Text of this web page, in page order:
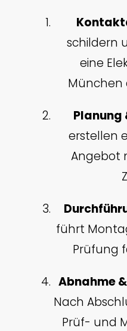
schildern
eine
München
Planung
erstellen
Angebot
führt
Prüfung
Abnahme
Nach
Prüf- und